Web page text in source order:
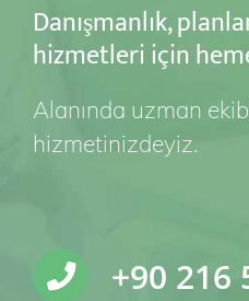
Danışmanlık,
hizmetleri için
Alanında uzman
hizmetinizdeyiz.
+90 216